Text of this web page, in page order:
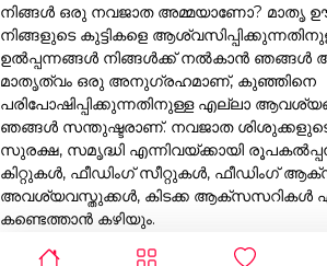
നിങ്ങൾ ഒരു നവജാത അമ്മയാണോ? മാതൃ
നിങ്ങളുടെ കുട്ടികളെ
ഉൽപ്പന്നങ്ങൾ നിങ്ങൾക്ക് നൽകാൻ ഞങ്ങൾ
മാതൃത്വം ഒരു അനുഗ്രഹമാണ്, കുഞ്ഞിനെ
പരിപോഷിപ്പിക്കുന്നതിനുള്ള എല്ലാ
ഞങ്ങൾ സന്തുഷ്ടരാണ്. നവജാത
സുരക്ഷ, സമൃദ്ധി എന്നിവയ്ക്കായി
കിറ്റുകൾ, ഫീഡിംഗ് സീറ്റുകൾ, ഫീഡിംഗ്
അവശ്യവസ്തുക്കൾ, കിടക്ക ആക്സസറികൾ
കണ്ടെത്താൻ കഴിയും.